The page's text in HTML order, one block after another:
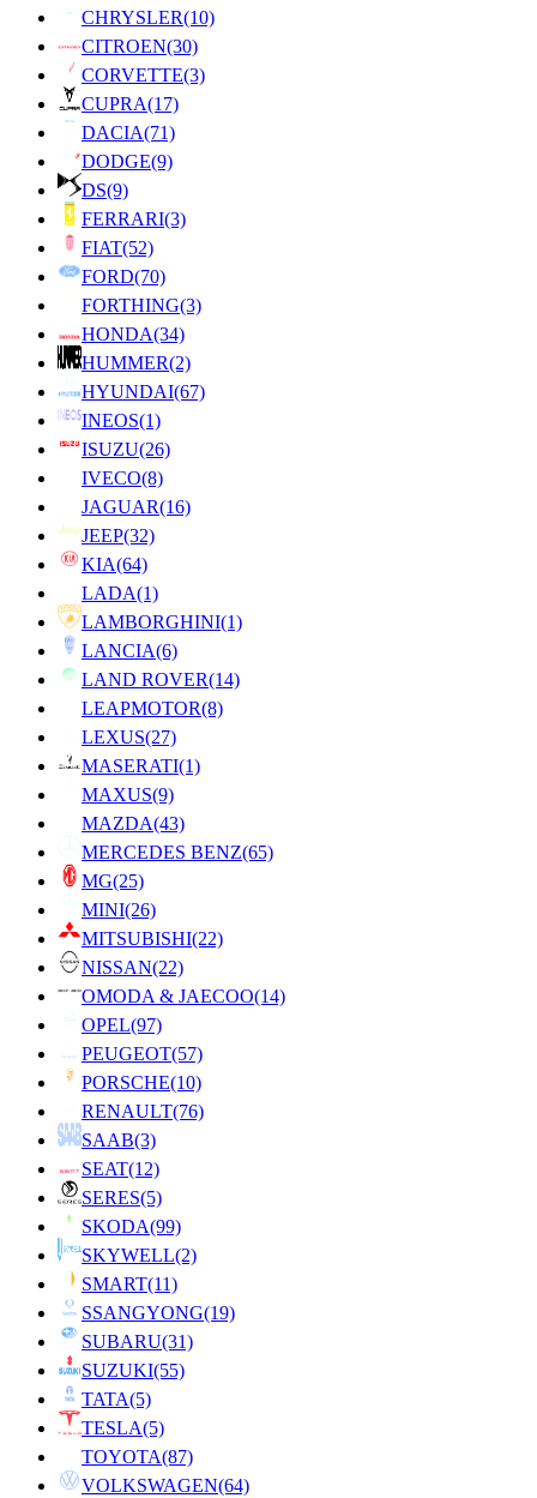
CHRYSLER(10)
CITROEN(30)
CORVETTE(3)
CUPRA(17)
DACIA(71)
DODGE(9)
DS(9)
FERRARI(3)
FIAT(52)
FORD(70)
FORTHING(3)
HONDA(34)
HUMMER(2)
HYUNDAI(67)
INEOS(1)
ISUZU(26)
IVECO(8)
JAGUAR(16)
JEEP(32)
KIA(64)
LADA(1)
LAMBORGHINI(1)
LANCIA(6)
LAND ROVER(14)
LEAPMOTOR(8)
LEXUS(27)
MASERATI(1)
MAXUS(9)
MAZDA(43)
MERCEDES BENZ(65)
MG(25)
MINI(26)
MITSUBISHI(22)
NISSAN(22)
OMODA & JAECOO(14)
OPEL(97)
PEUGEOT(57)
PORSCHE(10)
RENAULT(76)
SAAB(3)
SEAT(12)
SERES(5)
SKODA(99)
SKYWELL(2)
SMART(11)
SSANGYONG(19)
SUBARU(31)
SUZUKI(55)
TATA(5)
TESLA(5)
TOYOTA(87)
VOLKSWAGEN(64)